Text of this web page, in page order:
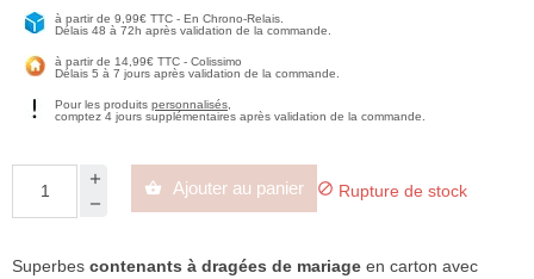
à partir de 9,99€ TTC - En Chrono-Relais.
Délais 48 à 72h après validation de la commande.
à partir de 14,99€ TTC - Colissimo
Délais 5 à 7 jours après validation de la commande.
Pour les produits personnalisés
comptez 4 jours supplémentaires après validation de la commande.
 Ajouter au panier  Rupture de stock
Superbes contenants à dragées de mariage en carton avec